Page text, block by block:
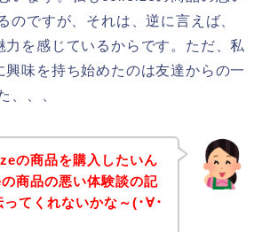
のですが、それは、逆に言えば、
を感じているからです。ただ、私
味を持ち始めたのは友達からの一
、、、
の商品を購入したいん
商品の悪い体験談の記
てくれないかな～(･∀･